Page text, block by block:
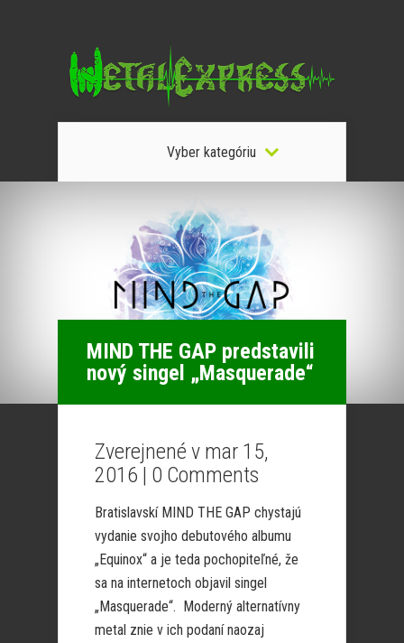
Vyber kategóriu
MIND THE GAP predstavili
nový singel „Masquerade“
Zverejnené v mar 15,
2016 | 0 Comments
Bratislavskí MIND THE GAP chystajú
vydanie svojho debutového albumu
„Equinox“ a je teda pochopiteľné, že
sa na internetoch objavil singel
„Masquerade“. Moderný alternatívny
metal znie v ich podaní naozaj